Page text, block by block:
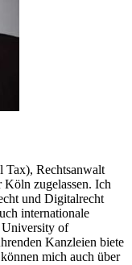
Rechtsanwalt
Köln zugelassen. Ich
und Digitalrecht
internationale
University of
Kanzleien biete
mich auch über